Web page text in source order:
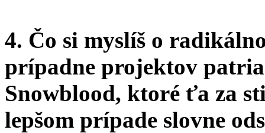
4. Čo si myslíš o
prípadne projektov
Snowblood, ktoré ťa za
lepšom prípade slovne